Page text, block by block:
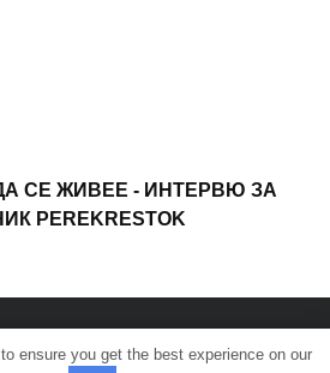
СЕ ЖИВЕЕ - ИНТЕРВЮ ЗА
PEREKRESTOK
ensure you get the best experience on our